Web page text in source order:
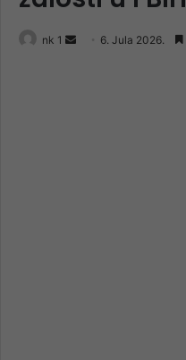
nk 1
Send 6. Jula 2026.